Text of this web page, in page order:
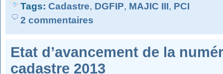
Tags: Cadastre, DGFIP, MAJIC III, PCI
2 commentaires
Etat d’avancement de la
cadastre 2013